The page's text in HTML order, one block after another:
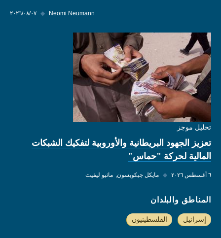
٠٧‏/٠٨‏/٢٠٢٦ ◆ Neomi Neumann
تحليل موجز
تعزيز الجهود البريطانية والأوروبية لتفكيك الشبكات
المالية لحركة "حماس"
٦ أغسطس ٢٠٢٦ ◆ مايكل جيكوبسون ماثيو ليفيت
المناطق والبلدان
إسرائيل الفلسطينيون